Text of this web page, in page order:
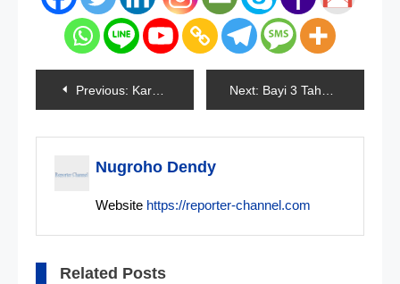
Navigasi
pos
Previous: Karyawan Pabrik Rokok Di Sumenep Reaktif Covid-19 Next: Bayi 3 Tahun Ditemukan Mengambang Di Kolam Depan Rumah
Nugroho Dendy
Website https://reporter-channel.com
Related Posts